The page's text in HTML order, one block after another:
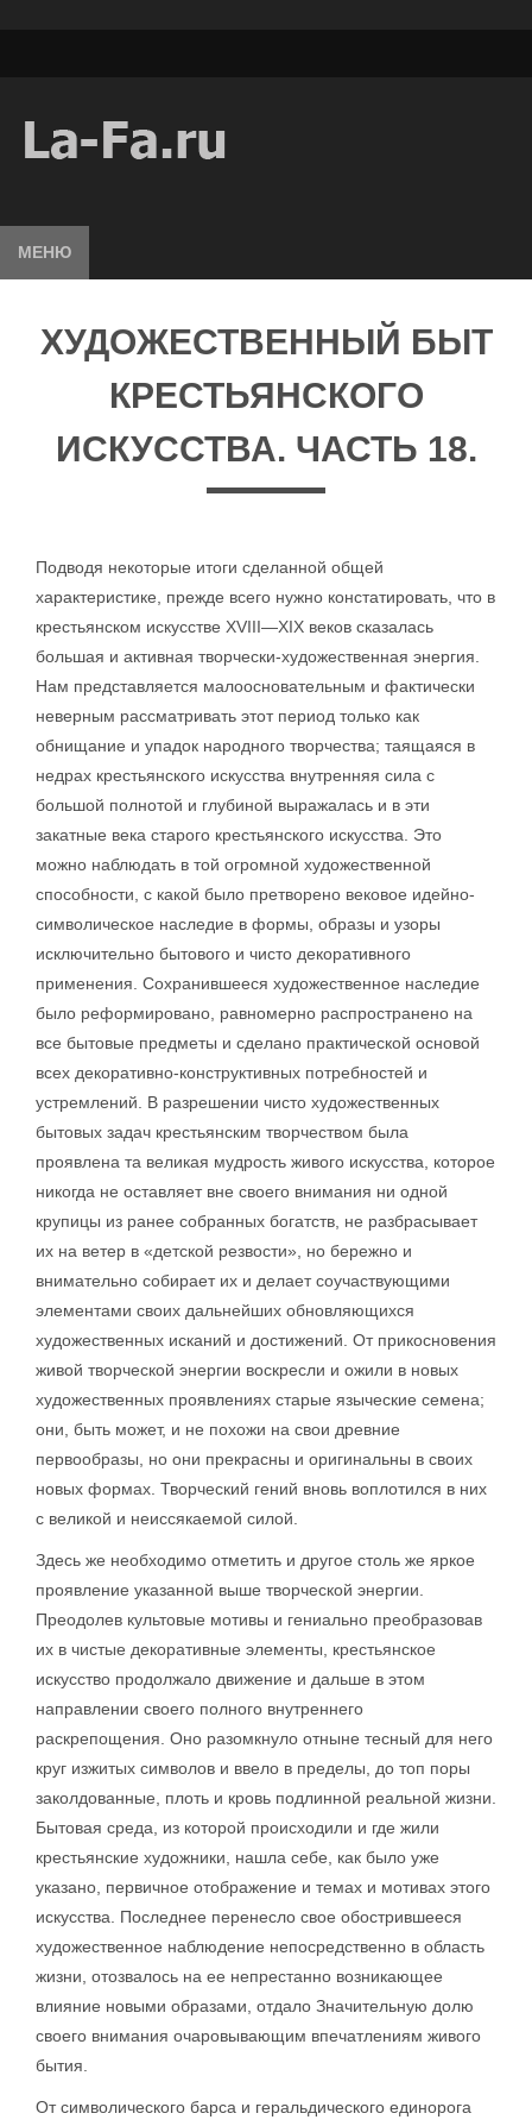
МЕНЮ
ХУДОЖЕСТВЕННЫЙ БЫТ
КРЕСТЬЯНСКОГО
ИСКУССТВА. ЧАСТЬ 18.
Подводя некоторые итоги сделанной общей
характеристике, прежде всего нужно констатировать, что в
крестьянском искусстве XVIII—XIX веков сказалась
большая и активная творчески-художественная энергия.
Нам представляется малоосновательным и фактически
неверным рассматривать этот период только как
обнищание и упадок народного творчества; таящаяся в
недрах крестьянского искусства внутренняя сила с
большой полнотой и глубиной выражалась и в эти
закатные века старого крестьянского искусства. Это
можно наблюдать в той огромной художественной
способности, с какой было претворено вековое идейно-
символическое наследие в формы, образы и узоры
исключительно бытового и чисто декоративного
применения. Сохранившееся художественное наследие
было реформировано, равномерно распространено на
все бытовые предметы и сделано практической основой
всех декоративно-конструктивных потребностей и
устремлений. В разрешении чисто художественных
бытовых задач крестьянским творчеством была
проявлена та великая мудрость живого искусства, которое
никогда не оставляет вне своего внимания ни одной
крупицы из ранее собранных богатств, не разбрасывает
их на ветер в «детской резвости», но бережно и
внимательно собирает их и делает соучаствующими
элементами своих дальнейших обновляющихся
художественных исканий и достижений. От прикосновения
живой творческой энергии воскресли и ожили в новых
художественных проявлениях старые языческие семена;
они, быть может, и не похожи на свои древние
первообразы, но они прекрасны и оригинальны в своих
новых формах. Творческий гений вновь воплотился в них
с великой и неиссякаемой силой.
Здесь же необходимо отметить и другое столь же яркое
проявление указанной выше творческой энергии.
Преодолев культовые мотивы и гениально преобразовав
их в чистые декоративные элементы, крестьянское
искусство продолжало движение и дальше в этом
направлении своего полного внутреннего
раскрепощения. Оно разомкнуло отныне тесный для него
круг изжитых символов и ввело в пределы, до топ поры
заколдованные, плоть и кровь подлинной реальной жизни.
Бытовая среда, из которой происходили и где жили
крестьянские художники, нашла себе, как было уже
указано, первичное отображение и темах и мотивах этого
искусства. Последнее перенесло свое обострившееся
художественное наблюдение непосредственно в область
жизни, отозвалось на ее непрестанно возникающее
влияние новыми образами, отдало Значительную долю
своего внимания очаровывающим впечатлениям живого
бытия.
От символического барса и геральдического единорога